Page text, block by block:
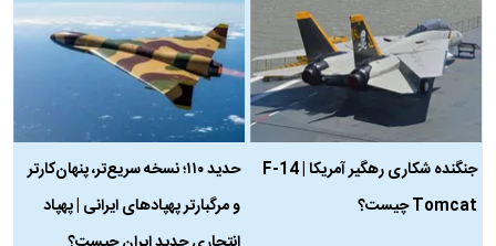
جنگنده شکاری رهگیر آمریکا | F-14
Tomcat چیست؟
حدید ۱۱۰؛ نسخه سریع‌تر، پنهان‌کارتر
و مرگبارتر پهپادهای ایرانی | پهپاد